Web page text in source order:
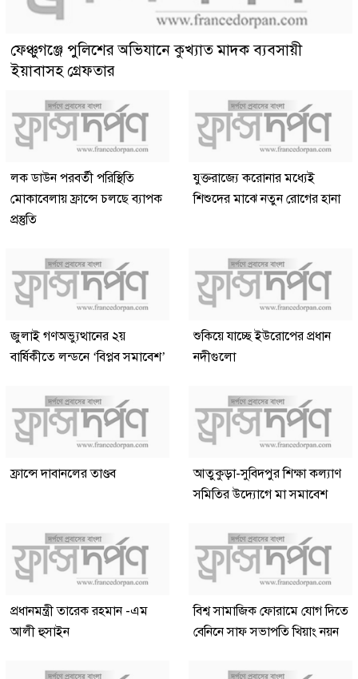
ফেঞ্চুগঞ্জে পুলিশের অভিযানে কুখ্যাত মাদক ব্যবসায়ী
ইয়াবাসহ গ্রেফতার
লক ডাউন পরবর্তী পরিস্থিতি
মোকাবেলায় ফ্রান্সে চলছে ব্যাপক
প্রস্তুতি
যুক্তরাজ্যে করোনার মধ্যেই
শিশুদের মাঝে নতুন রোগের হানা
জুলাই গণঅভ্যুত্থানের ২য়
বার্ষিকীতে লন্ডনে ‘বিপ্লব সমাবেশ’
শুকিয়ে যাচ্ছে ইউরোপের প্রধান
নদীগুলো
ফ্রান্সে দাবানলের তাণ্ডব
আতুকুড়া-সুবিদপুর শিক্ষা কল্যাণ
সমিতির উদ্যোগে মা সমাবেশ
প্রধানমন্ত্রী তারেক রহমান -এম
আলী হুসাইন
বিশ্ব সামাজিক ফোরামে যোগ দিতে
বেনিনে সাফ সভাপতি খিয়াং নয়ন